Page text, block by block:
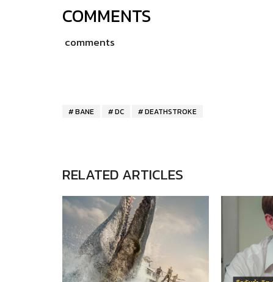
COMMENTS
comments
BANE DC DEATHSTROKE
RELATED ARTICLES